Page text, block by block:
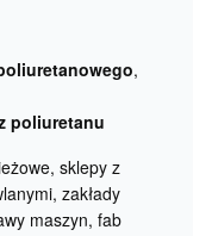
,
poliuretanu
sklepy z
zakłady
maszyn, fab